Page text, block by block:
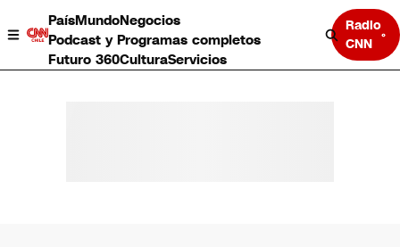
PaísMundoNegocios
Podcast y Programas completos
Futuro 360CulturaServicios
Radio
CNN